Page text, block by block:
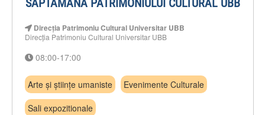
SĂPTĂMÂNA PATRIMONIULUI CULTURAL UBB
Direcția Patrimoniu Cultural Universitar UBB
Direcția Patrimoniu Cultural Universitar UBB
08:00-17:00
Arte și științe umaniste
Evenimente Culturale
Sali expozitionale